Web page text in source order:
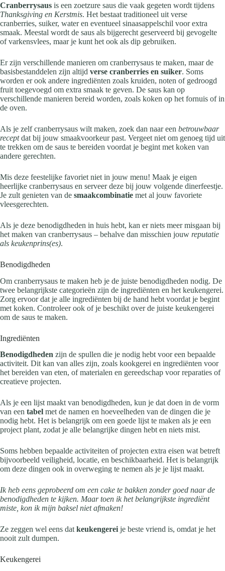
Cranberrysaus is een zoetzure saus die vaak gegeten wordt tijdens
Thanksgiving en Kerstmis. Het bestaat traditioneel uit verse
cranberries, suiker, water en eventueel sinaasappelschil voor extra
smaak. Meestal wordt de saus als bijgerecht geserveerd bij gevogelte
of varkensvlees, maar je kunt het ook als dip gebruiken.
Er zijn verschillende manieren om cranberrysaus te maken, maar de
basisbestanddelen zijn altijd verse cranberries en suiker. Soms
worden er ook andere ingrediënten zoals kruiden, noten of gedroogd
fruit toegevoegd om extra smaak te geven. De saus kan op
verschillende manieren bereid worden, zoals koken op het fornuis of in
de oven.
Als je zelf cranberrysaus wilt maken, zoek dan naar een betrouwbaar
receptdat bij jouw smaakvoorkeur past. Vergeet niet om genoeg tijd uit
te trekken om de saus te bereiden voordat je begint met koken van
andere gerechten.
Mis deze feestelijke favoriet niet in jouw menu! Maak je eigen
heerlijke cranberrysaus en serveer deze bij jouw volgende dinerfeestje.
Je zult genieten van de smaakcombinatie met al jouw favoriete
vleesgerechten.
Als je deze benodigdheden in huis hebt, kan er niets meer misgaan bij
het maken van cranberrysaus – behalve dan misschien jouw reputatie
als keukenprins(es).
Benodigdheden
Om cranberrysaus te maken heb je de juiste benodigdheden nodig. De
twee belangrijkste categorieën zijn de ingrediënten en het keukengerei.
Zorg ervoor dat je alle ingrediënten bij de hand hebt voordat je begint
met koken. Controleer ook of je beschikt over de juiste keukengerei
om de saus te maken.
Ingrediënten
Benodigdheden zijn de spullen die je nodig hebt voor een bepaalde
activiteit. Dit kan van alles zijn, zoals kookgerei en ingrediënten voor
het bereiden van eten, of materialen en gereedschap voor reparaties of
creatieve projecten.
Als je een lijst maakt van benodigdheden, kun je dat doen in de vorm
van een tabel met de namen en hoeveelheden van de dingen die je
nodig hebt. Het is belangrijk om een goede lijst te maken als je een
project plant, zodat je alle belangrijke dingen hebt en niets mist.
Soms hebben bepaalde activiteiten of projecten extra eisen wat betreft
bijvoorbeeld veiligheid, locatie, en beschikbaarheid. Het is belangrijk
om deze dingen ook in overweging te nemen als je je lijst maakt.
Ik heb eens geprobeerd om een cake te bakken zonder goed naar de
benodigdheden te kijken. Maar toen ik het belangrijkste ingrediënt
miste, kon ik mijn baksel niet afmaken!
Ze zeggen wel eens dat keukengerei je beste vriend is, omdat je het
nooit zult dumpen.
Keukengerei